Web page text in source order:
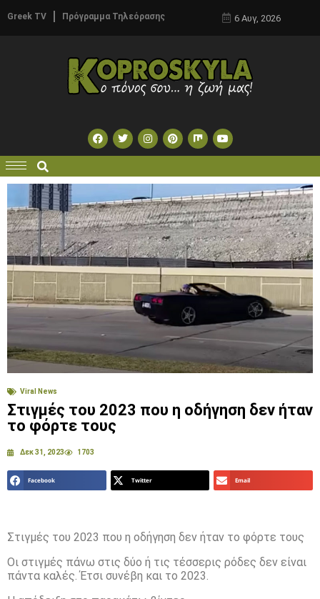
Greek TV Πρόγραμμα Τηλεόρασης 6 Αυγ, 2026
Viral News
Στιγμές του 2023 που η οδήγηση δεν ήταν
το φόρτε τους
Δεκ 31, 2023 1703
Facebook Twitter Email
Στιγμές του 2023 που η οδήγηση δεν ήταν το φόρτε τους
Οι στιγμές πάνω στις δύο ή τις τέσσερις ρόδες δεν είναι
πάντα καλές. Έτσι συνέβη και το 2023.